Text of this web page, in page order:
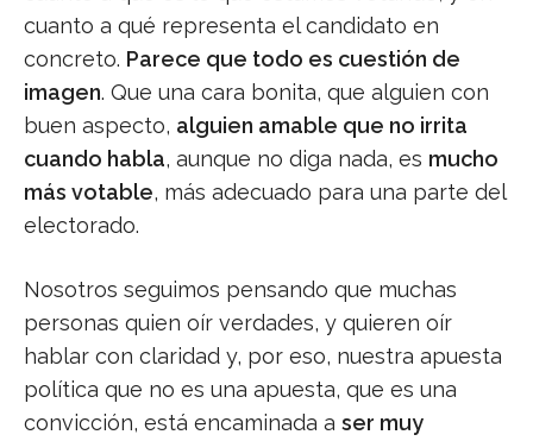
cuanto a qué representa el candidato en
concreto. Parece que todo es cuestión de
imagen. Que una cara bonita, que alguien con
buen aspecto, alguien amable que no irrita
cuando habla, aunque no diga nada, es mucho
más votable, más adecuado para una parte del
electorado.
Nosotros seguimos pensando que muchas
personas quien oír verdades, y quieren oír
hablar con claridad y, por eso, nuestra apuesta
política que no es una apuesta, que es una
convicción, está encaminada a ser muy